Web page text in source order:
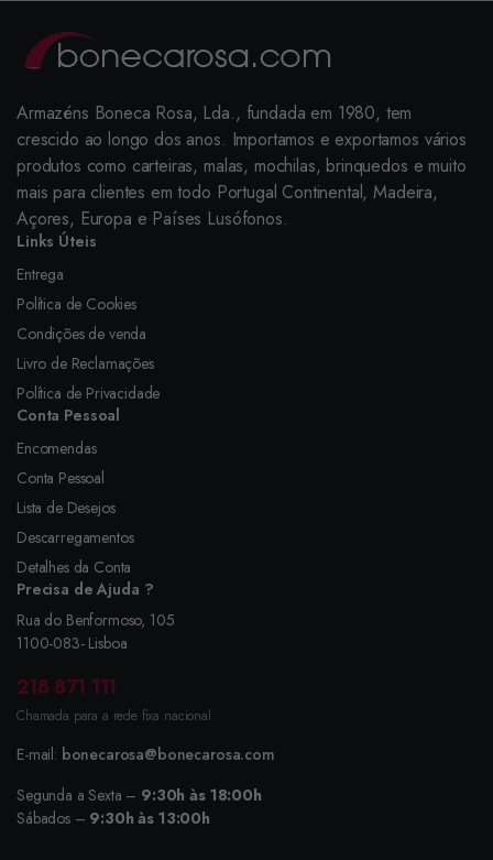
Armazéns Boneca Rosa, Lda., fundada em 1980, tem
crescido ao longo dos anos. Importamos e exportamos vários
produtos como carteiras, malas, mochilas, brinquedos e muito
mais para clientes em todo Portugal Continental, Madeira,
Açores, Europa e Países Lusófonos.
Links Úteis
Entrega
Política de Cookies
Condições de venda
Livro de Reclamações
Política de Privacidade
Conta Pessoal
Encomendas
Conta Pessoal
Lista de Desejos
Descarregamentos
Detalhes da Conta
Precisa de Ajuda ?
Rua do Benformoso, 105
1100-083- Lisboa
218 871 111
Chamada para a rede fixa nacional
E-mail: bonecarosa@bonecarosa.com
Segunda a Sexta – 9:30h às 18:00h
Sábados – 9:30h às 13:00h